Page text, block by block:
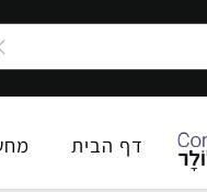
דף הבית מחשבים